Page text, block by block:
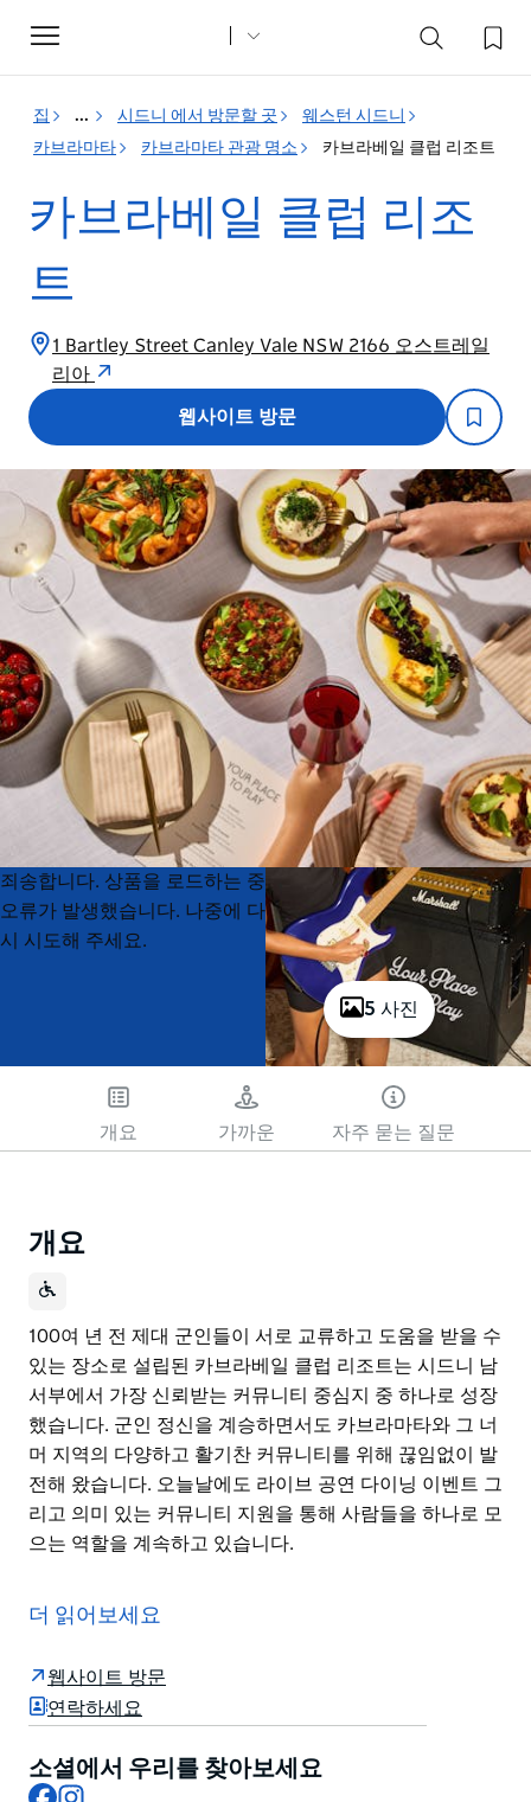
Toggle
navigation
집 ... 시드니 에서 방문할 곳
웨스턴 시드니
카브라마타
카브라마타 관광 명소 카브라베일 클럽 리조트
카브라베일 클럽 리조
트
1 Bartley Street Canley Vale NSW 2166 오스트레일
리아
웹사이트 방문
5 사진
Product
List
Product
List
죄송합니다. 상품을 로드하는 중
오류가 발생했습니다. 나중에 다
시 시도해 주세요.
개요 가까운 자주 묻는 질문
개요
100여 년 전 제대 군인들이 서로 교류하고 도움을 받을 수
있는 장소로 설립된 카브라베일 클럽 리조트는 시드니 남
서부에서 가장 신뢰받는 커뮤니티 중심지 중 하나로 성장
했습니다. 군인 정신을 계승하면서도 카브라마타와 그 너
머 지역의 다양하고 활기찬 커뮤니티를 위해 끊임없이 발
전해 왔습니다. 오늘날에도 라이브 공연 다이닝 이벤트 그
리고 의미 있는 커뮤니티 지원을 통해 사람들을 하나로 모
으는 역할을 계속하고 있습니다.
있는 장소로 설립된 카브라베일 클럽 리조트는 시드니 남
머 지역의 다양하고 활기찬 커뮤니티를 위해 끊임없이 발
전해 왔습니다. 오늘날에도 라이브 공연 다이닝 이벤트 그
으는 역할을 계속하고 있습니다.
더 읽어보세요
웹사이트 방문
연락하세요
소셜에서 우리를 찾아보세요
Facebook